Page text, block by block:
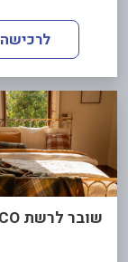
לרכישה
שובר לרשת GOLF&CO